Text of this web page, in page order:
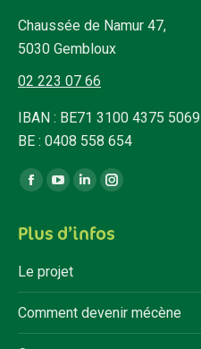
Chaussée de Namur 47,
5030 Gembloux
02 223 07 66
IBAN : BE71 3100 4375 5069
BE : 0408 558 654
Trouvez nous sur :
Facebook
opens
new
window
YouTube
opens
new
window
LinkedIn
opens
window
Instagram
opens
window
Plus d’infos
Le projet
Comment devenir mécène